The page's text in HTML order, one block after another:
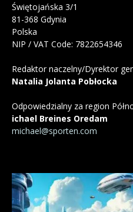
Świętojańska 3/1
81-368 Gdynia
Polska
NIP / VAT Code: 7822654346
Redaktor naczelny/Dyrektor
Natalia Jolanta Pobłocka
Odpowiedzialny za region
ichael Breines Oredam
michael@sporten.com